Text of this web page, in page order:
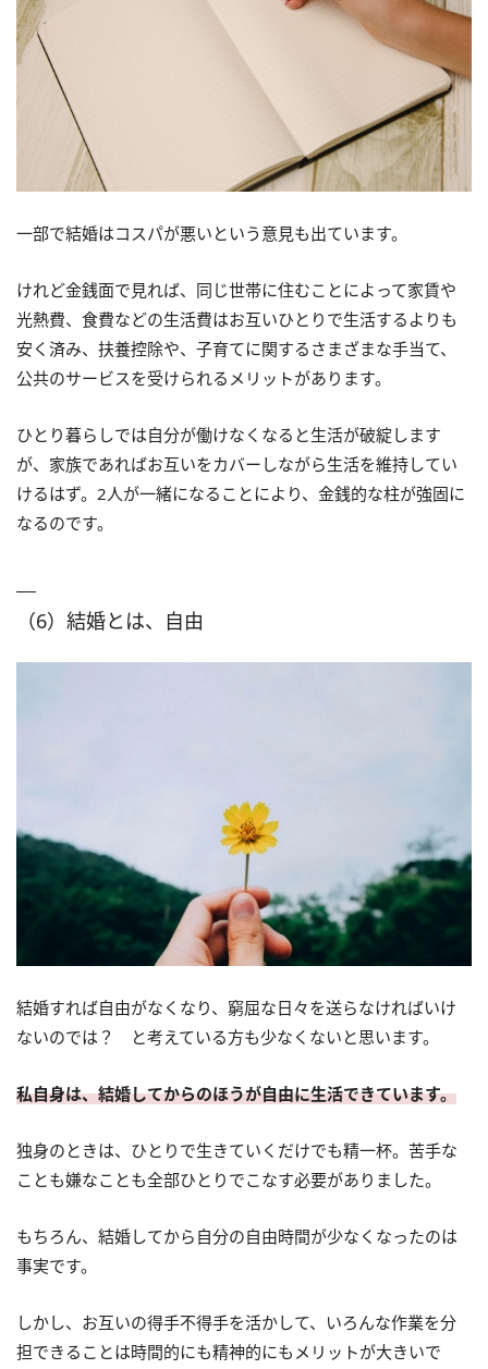
一部で結婚はコスパが悪いという意見も出ています。
けれど金銭面で見れば、同じ世帯に住むことによって家賃や
光熱費、食費などの生活費はお互いひとりで生活するよりも
安く済み、扶養控除や、子育てに関するさまざまな手当て、
公共のサービスを受けられるメリットがあります。
ひとり暮らしでは自分が働けなくなると生活が破綻します
が、家族であればお互いをカバーしながら生活を維持してい
けるはず。2人が一緒になることにより、金銭的な柱が強固に
なるのです。
（6）結婚とは、自由
結婚すれば自由がなくなり、窮屈な日々を送らなければいけ
ないのでは？ と考えている方も少なくないと思います。
私自身は、結婚してからのほうが自由に生活できています。
独身のときは、ひとりで生きていくだけでも精一杯。苦手な
ことも嫌なことも全部ひとりでこなす必要がありました。
もちろん、結婚してから自分の自由時間が少なくなったのは
事実です。
しかし、お互いの得手不得手を活かして、いろんな作業を分
担できることは時間的にも精神的にもメリットが大きいで